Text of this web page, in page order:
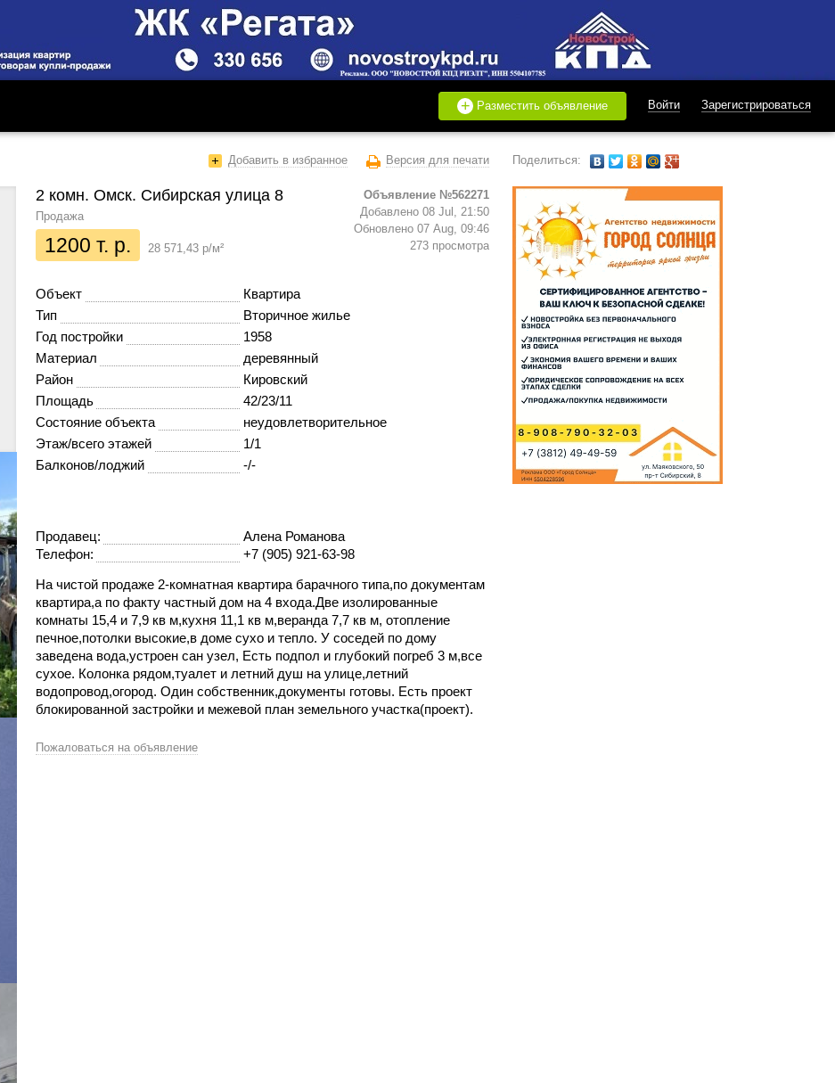
+ Разместить объявление Войти Зарегистрироваться
Добавить в избранное Версия для печати Поделиться:
Объявление №562271
Добавлено 08 Jul, 21:50
Обновлено 07 Aug, 09:46
273 просмотра
Продажа
2 комн. Омск. Сибирская улица 8
1200 т. р. 28 571,43 р/м²
Объект
Квартира
Тип
Вторичное жилье
Год постройки
1958
Материал
деревянный
Район
Кировский
Площадь
42/23/11
Состояние объекта
неудовлетворительное
Этаж/всего этажей
1/1
Балконов/лоджий
-/-
Продавец:
Алена Романова
Телефон:
+7 (905) 921-63-98
На чистой продаже 2-комнатная квартира барачного типа,по документам
квартира,а по факту частный дом на 4 входа.Две изолированные
комнаты 15,4 и 7,9 кв м,кухня 11,1 кв м,веранда 7,7 кв м, отопление
печное,потолки высокие,в доме сухо и тепло. У соседей по дому
заведена вода,устроен сан узел, Есть подпол и глубокий погреб 3 м,все
сухое. Колонка рядом,туалет и летний душ на улице,летний
водопровод,огород. Один собственник,документы готовы. Есть проект
блокированной застройки и межевой план земельного участка(проект).
Пожаловаться на объявление